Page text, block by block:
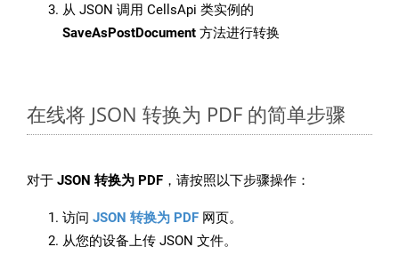
从 JSON 调用 CellsApi 类实例的
SaveAsPostDocument 方法进行转换
在线将 JSON 转换为 PDF 的简单步骤
对于 JSON 转换为 PDF ，请按照以下步骤操作：
访问 JSON 转换为 PDF 网页。
从您的设备上传 JSON 文件。